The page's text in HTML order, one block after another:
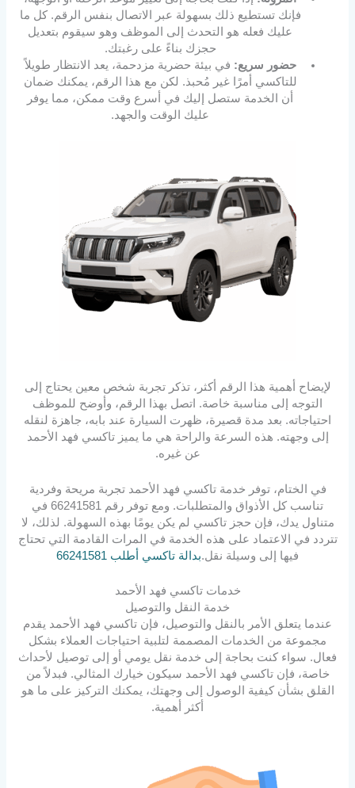
فإنك تستطيع ذلك بسهولة عبر الاتصال بنفس الرقم. كل ما
عليك فعله هو التحدث إلى الموظف وهو سيقوم بتعديل
حجزك بناءً على رغبتك.
حضور سريع: في بيئة حضرية مزدحمة، يعد الانتظار طويلاً
للتاكسي أمرًا غير مُحبذ. لكن مع هذا الرقم، يمكنك ضمان
أن الخدمة ستصل إليك في أسرع وقت ممكن، مما يوفر
عليك الوقت والجهد.
لإيضاح أهمية هذا الرقم أكثر، تذكر تجربة شخص معين يحتاج إلى
التوجه إلى مناسبة خاصة. اتصل بهذا الرقم، وأوضح للموظف
احتياجاته. بعد مدة قصيرة، ظهرت السيارة عند بابه، جاهزة لنقله
إلى وجهته. هذه السرعة والراحة هي ما يميز تاكسي فهد الأحمد
عن غيره.
في الختام، توفر خدمة تاكسي فهد الأحمد تجربة مريحة وفردية
تناسب كل الأذواق والمتطلبات. ومع توفر رقم 66241581 في
متناول يدك، فإن حجز تاكسي لم يكن يومًا بهذه السهولة. لذلك، لا
تتردد في الاعتماد على هذه الخدمة في المرات القادمة التي تحتاج
فيها إلى وسيلة نقل.بدالة تاكسي أطلب 66241581
خدمات تاكسي فهد الأحمد
خدمة النقل والتوصيل
عندما يتعلق الأمر بالنقل والتوصيل، فإن تاكسي فهد الأحمد يقدم
مجموعة من الخدمات المصممة لتلبية احتياجات العملاء بشكل
فعال. سواء كنت بحاجة إلى خدمة نقل يومي أو إلى توصيل لأحداث
خاصة، فإن تاكسي فهد الأحمد سيكون خيارك المثالي. فبدلاً من
القلق بشأن كيفية الوصول إلى وجهتك، يمكنك التركيز على ما هو
أكثر أهمية.